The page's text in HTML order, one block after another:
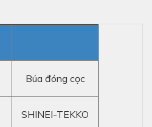
Búa đóng cọc
SHINEI-TEKKO